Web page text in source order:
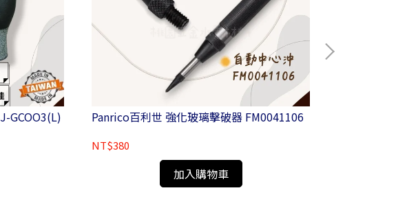
Panrico百利世 耐磨防切割手套 J-GCOO3(L) Panrico百利世 強化玻璃擊破器 FM0041106
NT$380
加入購物車